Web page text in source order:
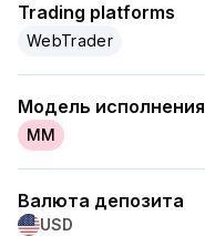
Trading platforms
WebTrader
Модель исполнения
MM
Валюта депозита
USD